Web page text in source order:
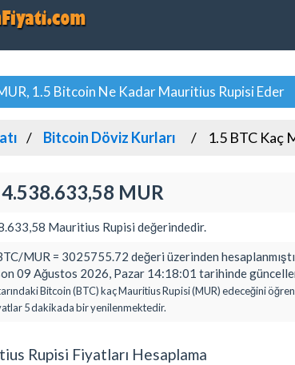
1.5 Bitcoin Ne Kadar Mauritius Rupisi Eder
Bitcoin Döviz Kurları 1.5 BTC Kaç
MUR
Mauritius Rupisi değerindedir.
MUR = 3025755.72 değeri üzerinden
09 Ağustos 2026, Pazar 14:18:01 tarihinde
Bitcoin (BTC) kaç Mauritius Rupisi (MUR) edeceğini
5 dakikada bir yenilenmektedir.
Rupisi Fiyatları Hesaplama